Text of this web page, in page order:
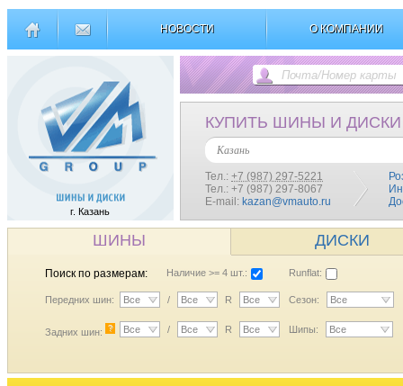
НОВОСТИ О КОМПАНИИ
г. Казань
КУПИТЬ ШИНЫ И ДИСКИ
Казань
Тел.: +7 (987) 297-5221
Тел.: +7 (987) 297-8067
E-mail: kazan@vmauto.ru
ШИНЫ ДИСКИ
Поиск по размерам: Наличие >= 4 шт.: Runflat:
Передних шин: Все / Все R Все Сезон: Все
Задних шин: ? Все / Все R Все Шипы: Все